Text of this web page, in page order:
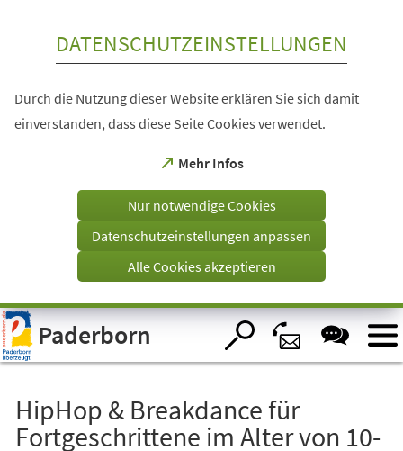
Visuelle
Assistenzsoftware
öffnen.
DATENSCHUTZEINSTELLUNGEN
Durch die Nutzung dieser Website erklären Sie sich damit
einverstanden, dass diese Seite Cookies verwendet.
Mehr Infos
(Öffnet
einem
Tab)
Nur notwendige Cookies
Datenschutzeinstellungen anpassen
Alle Cookies akzeptieren
Paderborn
HipHop & Breakdance für
Fortgeschrittene im Alter von 10-